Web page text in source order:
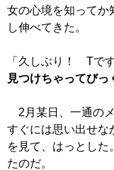
女の心境を知ってか
し伸べてきた。
「久しぶり！ Tで
見つけちゃってびっ
2月某日、一通の
すぐには思い出せな
を見て、はっとした
たのだ。